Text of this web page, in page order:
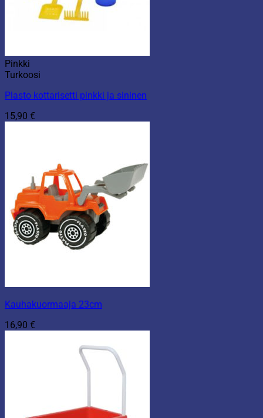
Pinkki
Turkoosi
Plasto kottarisetti pinkki ja sininen
15,90 €
Kauhakuormaaja 23cm
16,90 €